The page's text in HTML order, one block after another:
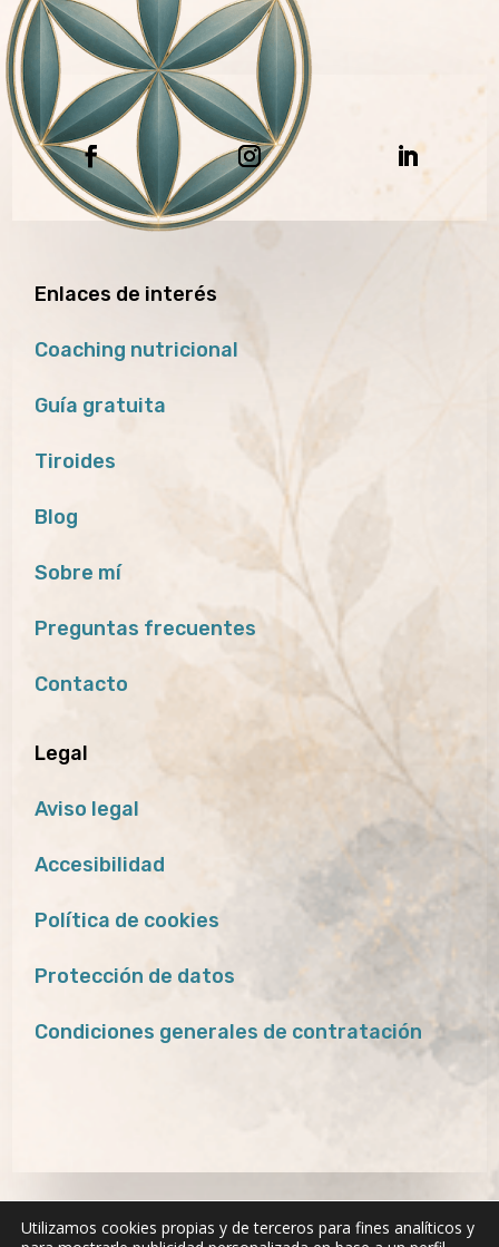
Enlaces de interés
Coaching nutricional
Guía gratuita
Tiroides
Blog
Sobre mí
Preguntas frecuentes
Contacto
Legal
Aviso legal
Accesibilidad
Política de cookies
Protección de datos
Condiciones generales de contratación
Utilizamos cookies propias y de terceros para fines analíticos y